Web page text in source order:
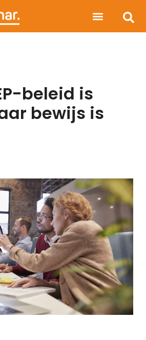
beleid is
bewijs is